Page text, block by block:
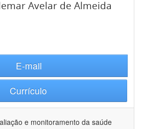
Avelar de Almeida
E-mail
Currículo
e monitoramento da saúde